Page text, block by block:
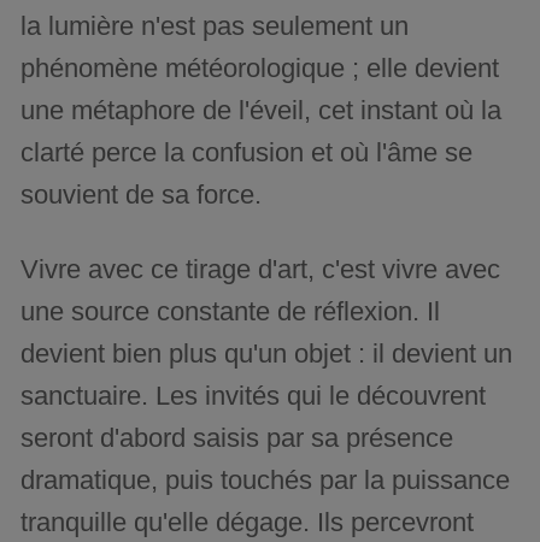
la lumière n'est pas seulement un
phénomène météorologique ; elle devient
une métaphore de l'éveil, cet instant où la
clarté perce la confusion et où l'âme se
souvient de sa force.
Vivre avec ce tirage d'art, c'est vivre avec
une source constante de réflexion. Il
devient bien plus qu'un objet : il devient un
sanctuaire. Les invités qui le découvrent
seront d'abord saisis par sa présence
dramatique, puis touchés par la puissance
tranquille qu'elle dégage. Ils percevront